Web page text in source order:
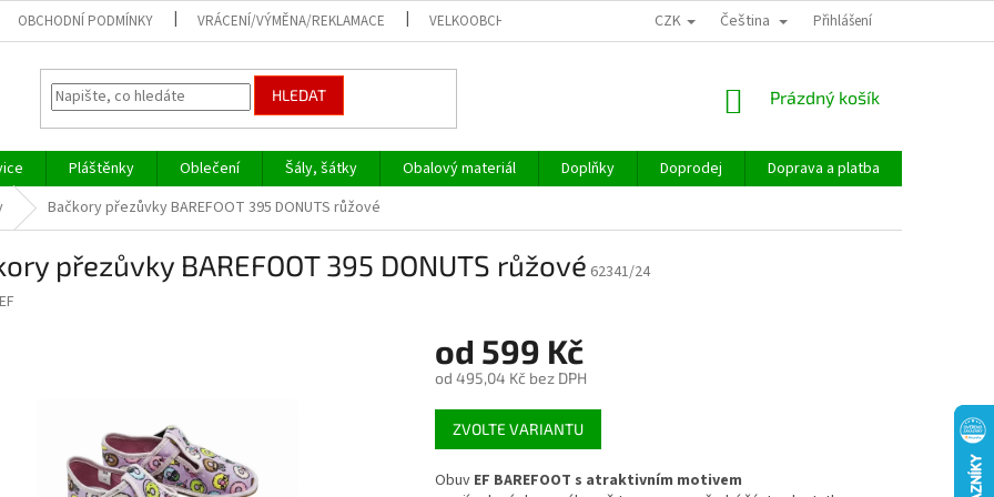
OBCHODNÍ PODMÍNKY VRÁCENÍ/VÝMĚNA/REKLAMACE VELKOOBCHOD CZK Čeština Přihlášení
HLEDAT
NÁKUPNÍ
Prázdný košík
Pláštěnky Oblečení Šály, šátky Obalový materiál Doplňky Doprodej Doprava a platba
Bačkory přezůvky BAREFOOT 395 DONUTS růžové
přezůvky BAREFOOT 395 DONUTS růžové 62341/24
EF
od 599 Kč
od 495,04 Kčbez DPH
Měrná
cena:
ZVOLTE VARIANTU
Obuv EF BAREFOOT s atraktivním motivem